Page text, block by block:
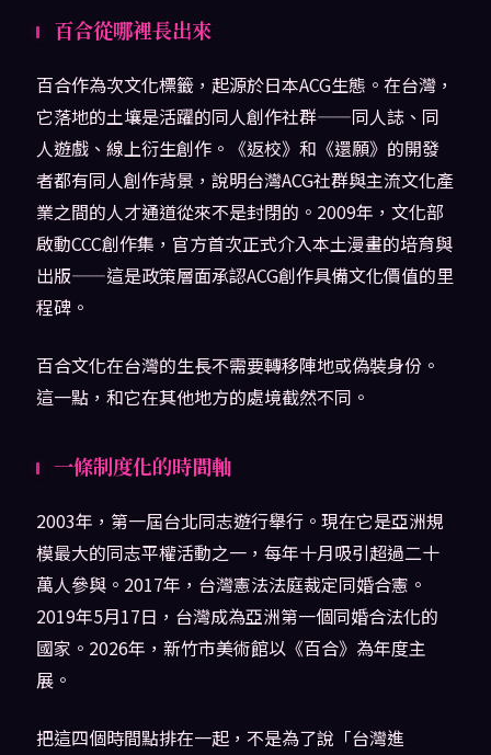
百合從哪裡長出來
百合作為次文化標籤，起源於日本ACG生態。在台灣，
它落地的土壤是活躍的同人創作社群——同人誌、同
人遊戲、線上衍生創作。《返校》和《還願》的開發
者都有同人創作背景，說明台灣ACG社群與主流文化產
業之間的人才通道從來不是封閉的。2009年，文化部
啟動CCC創作集，官方首次正式介入本土漫畫的培育與
出版——這是政策層面承認ACG創作具備文化價值的里
程碑。
百合文化在台灣的生長不需要轉移陣地或偽裝身份。
這一點，和它在其他地方的處境截然不同。
一條制度化的時間軸
2003年，第一屆台北同志遊行舉行。現在它是亞洲規
模最大的同志平權活動之一，每年十月吸引超過二十
萬人參與。2017年，台灣憲法法庭裁定同婚合憲。
2019年5月17日，台灣成為亞洲第一個同婚合法化的
國家。2026年，新竹市美術館以《百合》為年度主
展。
把這四個時間點排在一起，不是為了說「台灣進